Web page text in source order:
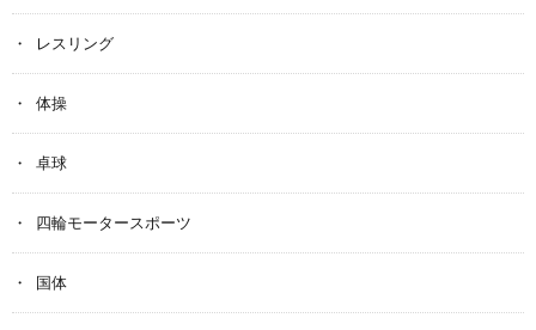
レスリング
体操
卓球
四輪モータースポーツ
国体